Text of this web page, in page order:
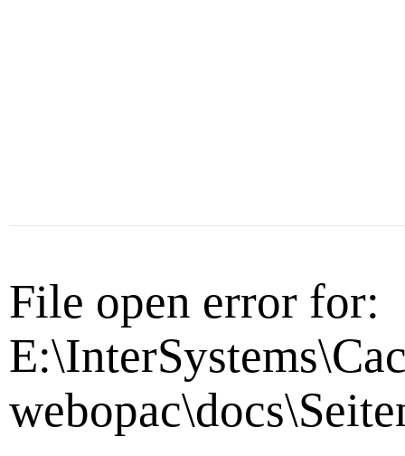
File open error for: